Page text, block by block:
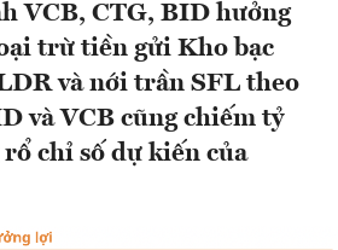
VCB, CTG, BID hưởng
trừ tiền gửi Kho bạc
và nới trần SFL theo
và VCB cũng chiếm tỷ
chỉ số dự kiến của